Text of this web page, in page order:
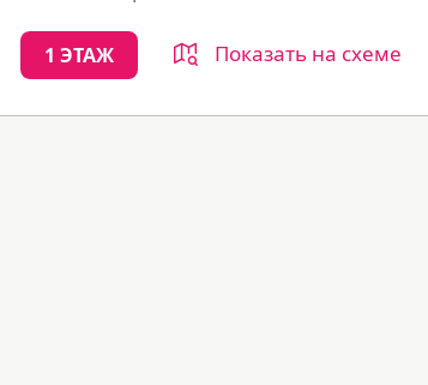
1 ЭТАЖ Показать на схеме